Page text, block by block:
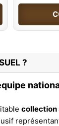
?
collection